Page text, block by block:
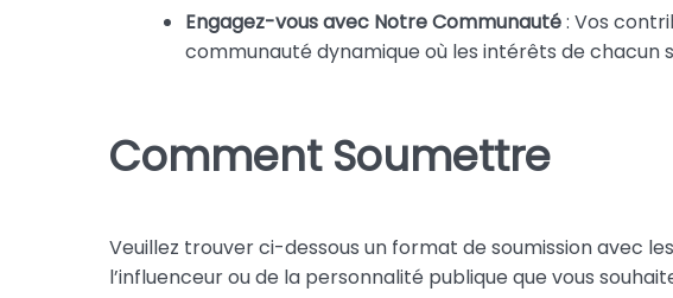
Engagez-vous avec Notre Communauté: Vos
communauté dynamique où les intérêts de chacun
Comment Soumettre
Veuillez trouver ci-dessous un format de soumission avec
l’influenceur ou de la personnalité publique que vous